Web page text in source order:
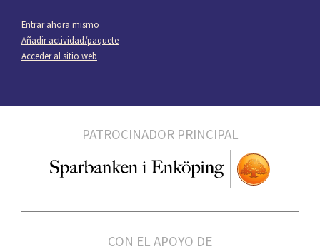
Entrar ahora mismo
Añadir actividad/paquete
Acceder al sitio web
PATROCINADOR PRINCIPAL
CON EL APOYO DE